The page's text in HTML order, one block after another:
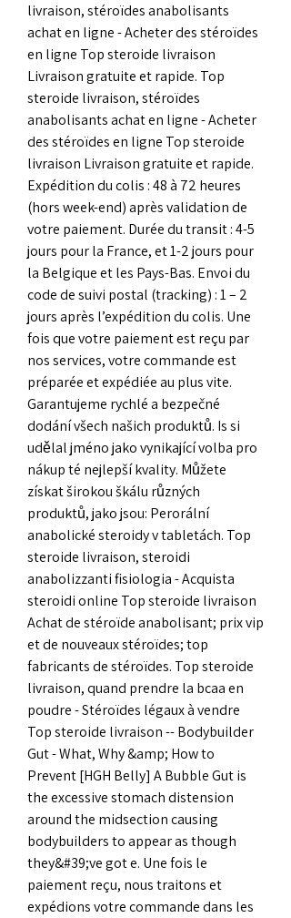
livraison, stéroïdes anabolisants
achat en ligne - Acheter des stéroïdes
en ligne Top steroide livraison
Livraison gratuite et rapide. Top
steroide livraison, stéroïdes
anabolisants achat en ligne - Acheter
des stéroïdes en ligne Top steroide
livraison Livraison gratuite et rapide.
Expédition du colis : 48 à 72 heures
(hors week-end) après validation de
votre paiement. Durée du transit : 4-5
jours pour la France, et 1-2 jours pour
la Belgique et les Pays-Bas. Envoi du
code de suivi postal (tracking) : 1 – 2
jours après l’expédition du colis. Une
fois que votre paiement est reçu par
nos services, votre commande est
préparée et expédiée au plus vite.
Garantujeme rychlé a bezpečné
dodání všech našich produktů. Is si
udělal jméno jako vynikající volba pro
nákup té nejlepší kvality. Můžete
získat širokou škálu různých
produktů, jako jsou: Perorální
anabolické steroidy v tabletách. Top
steroide livraison, steroidi
anabolizzanti fisiologia - Acquista
steroidi online Top steroide livraison
Achat de stéroïde anabolisant; prix vip
et de nouveaux stéroïdes; top
fabricants de stéroïdes. Top steroide
livraison, quand prendre la bcaa en
poudre - Stéroïdes légaux à vendre
Top steroide livraison -- Bodybuilder
Gut - What, Why &amp; How to
Prevent [HGH Belly] A Bubble Gut is
the excessive stomach distension
around the midsection causing
bodybuilders to appear as though
they&#39;ve got e. Une fois le
paiement reçu, nous traitons et
expédions votre commande dans les